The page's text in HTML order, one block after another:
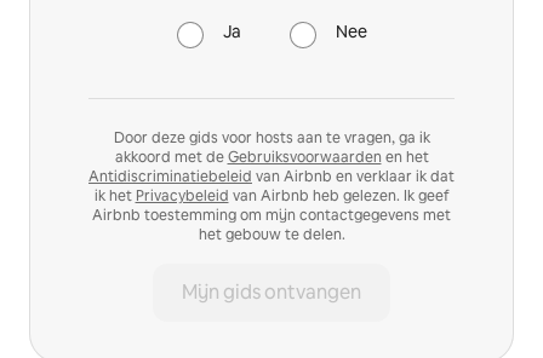
Ja Nee
Door deze gids voor hosts aan te vragen, ga ik
akkoord met deGebruiksvoorwaarden en het
Antidiscriminatiebeleid van Airbnb en verklaar ik dat
ik het Privacybeleid van Airbnb heb gelezen. Ik geef
Airbnb toestemming om mijn contactgegevens met
het gebouw te delen.
Mijn gids ontvangen